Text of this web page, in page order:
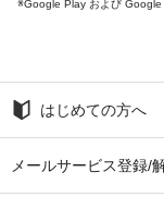
Google Play および Google
はじめての方へ
メールサービス登録/